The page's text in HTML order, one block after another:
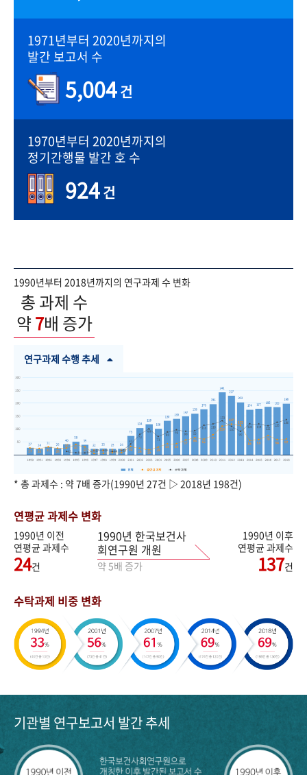
1971년부터 2020년까지의
발간 보고서 수
5,004건
1970년부터 2020년까지의
정기간행물 발간 호 수
924건
1990년부터 2018년까지의 연구과제 수 변화
총 과제 수
약7배 증가
연구과제 수행 추세
* 총 과제수 : 약 7배 증가(1990년 27건 ▷ 2018년 198건)
연평균 과제수 변화
1990년 이전
연평균 과제수
24건
1990년 한국보건사
회연구원 개원
약 5배 증가
1990년 이후
연평균 과제수
137건
수탁과제 비중 변화
기관별 연구보고서 발간 추세